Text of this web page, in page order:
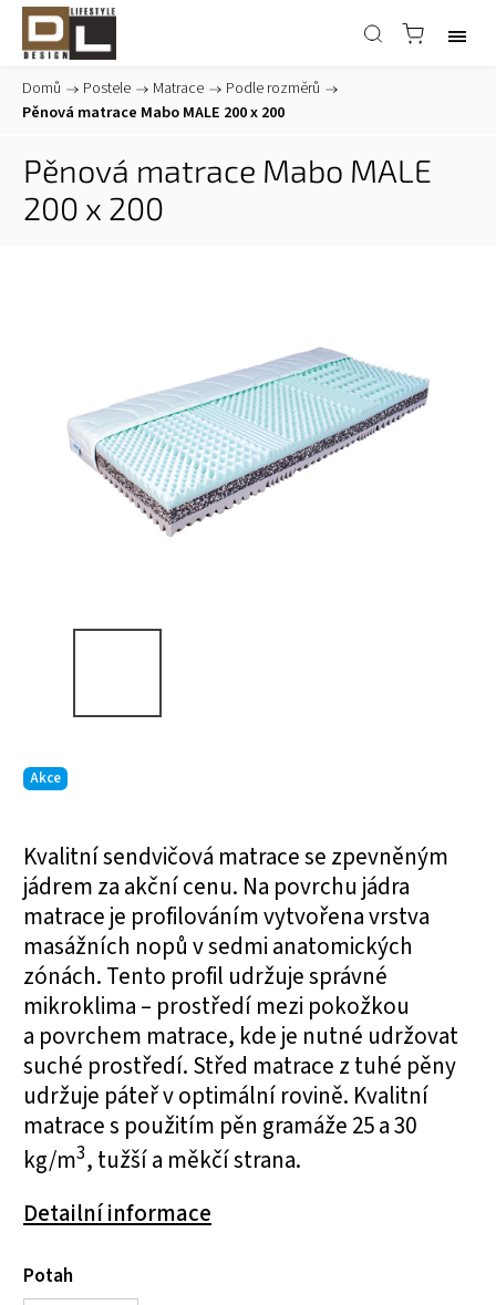
Domů / Postele / Matrace / Podle rozměrů /
Pěnová matrace Mabo MALE 200 x 200
Pěnová matrace Mabo MALE
200 x 200
Kvalitní sendvičová matrace se zpevněným
jádrem za akční cenu. Na povrchu jádra
matrace je profilováním vytvořena vrstva
masážních nopů v sedmi anatomických
zónách. Tento profil udržuje správné
mikroklima – prostředí mezi pokožkou
a povrchem matrace, kde je nutné udržovat
suché prostředí. Střed matrace z tuhé pěny
udržuje páteř v optimální rovině. Kvalitní
matrace s použitím pěn gramáže 25 a 30
kg/m3, tužší a měkčí strana.
Detailní informace
Akce
Potah